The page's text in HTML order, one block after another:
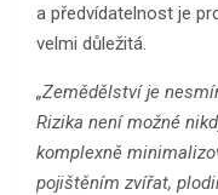
a předvídatelnost je
velmi důležitá.
„Zemědělství je
Rizika není možné
komplexně
pojištěním zvířat,